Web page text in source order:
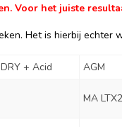
Voor het juiste
Het is hierbij
DRY + Acid AGM
MA